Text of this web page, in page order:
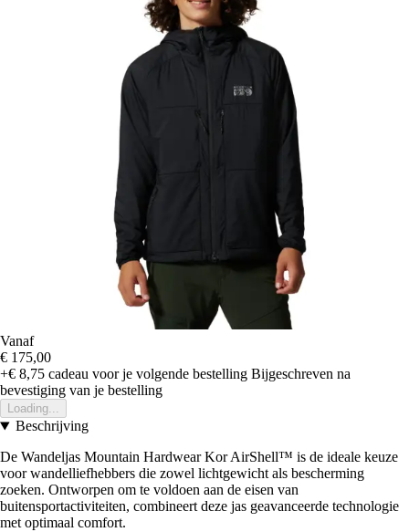
Vanaf
€ 175,00
+€ 8,75 cadeau voor je volgende bestelling Bijgeschreven na
bevestiging van je bestelling
Loading...
Beschrijving
De Wandeljas Mountain Hardwear Kor AirShell™ is de ideale keuze
voor wandelliefhebbers die zowel lichtgewicht als bescherming
zoeken. Ontworpen om te voldoen aan de eisen van
buitensportactiviteiten, combineert deze jas geavanceerde technologie
met optimaal comfort.